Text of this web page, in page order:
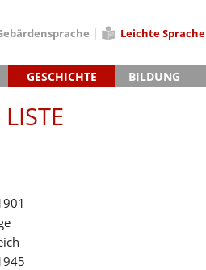
GESCHICHTE
Die Geschichte des Lagers ab 1945
BILDUNG
Leichte Sprache